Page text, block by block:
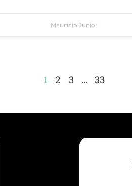
Mauricio Junior
1 2 3 … 33